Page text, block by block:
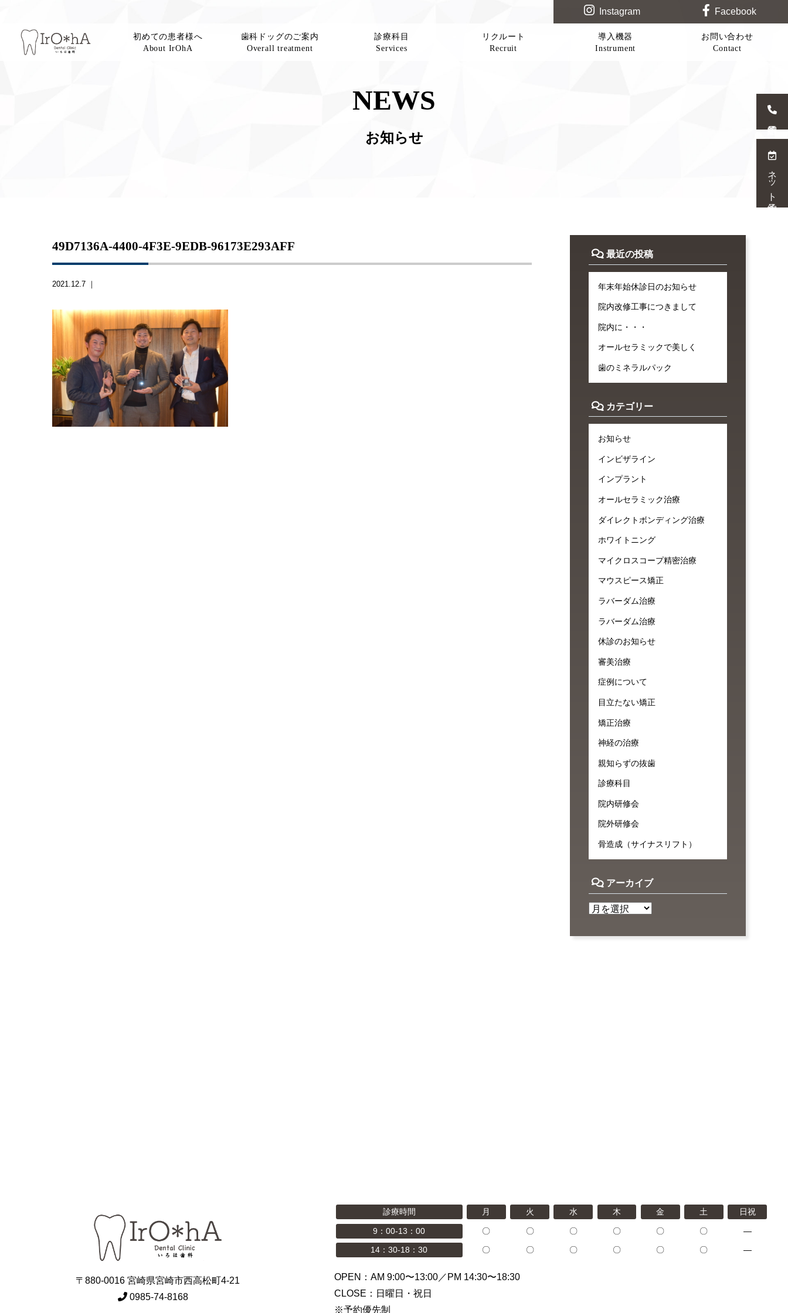
ネット予約
Instagram Facebook
初めての患者様へ
About IrOhA
歯科ドッグのご案内
Overall treatment
診療科目
Services
リクルート
Recruit
導入機器
Instrument
お問い合わせ
Contact
NEWS
お知らせ
49D7136A-4400-4F3E-9EDB-96173E293AFF
2021.12.7 ｜
最近の投稿
年末年始休診日のお知らせ
院内改修工事につきまして
院内に・・・
オールセラミックで美しく
歯のミネラルパック
カテゴリー
お知らせ
インビザライン
インプラント
オールセラミック治療
ダイレクトボンディング治療
ホワイトニング
マイクロスコープ精密治療
マウスピース矯正
ラバーダム治療
ラバーダム治療
休診のお知らせ
審美治療
症例について
目立たない矯正
矯正治療
神経の治療
親知らずの抜歯
診療科目
院内研修会
院外研修会
骨造成（サイナスリフト）
アーカイブ
〒880-0016 宮崎県宮崎市西高松町4-21
0985-74-8168
診療時間 月 火 水 木 金 土 日祝
9：00-13：00 〇 〇 〇 〇 〇 〇 ―
14：30-18：30 〇 〇 〇 〇 〇 〇 ―
OPEN：AM 9:00〜13:00／PM 14:30〜18:30
CLOSE：日曜日・祝日
※予約優先制